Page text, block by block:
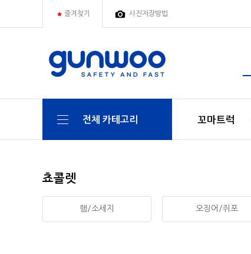
즐겨찾기 사진저장방법
전체 카테고리 꼬마트럭
쵸콜렛
햄/소세지 오징어/쥐포